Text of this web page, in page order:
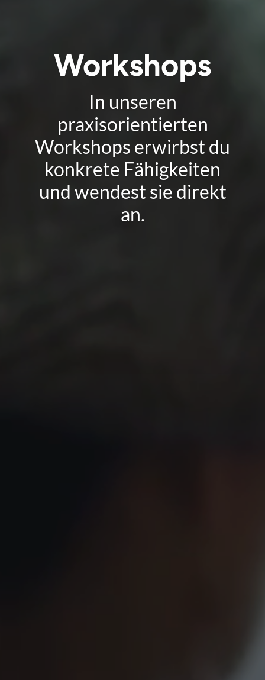
Workshops
In unseren
praxisorientierten
Workshops erwirbst du
konkrete Fähigkeiten
und wendest sie direkt
an.